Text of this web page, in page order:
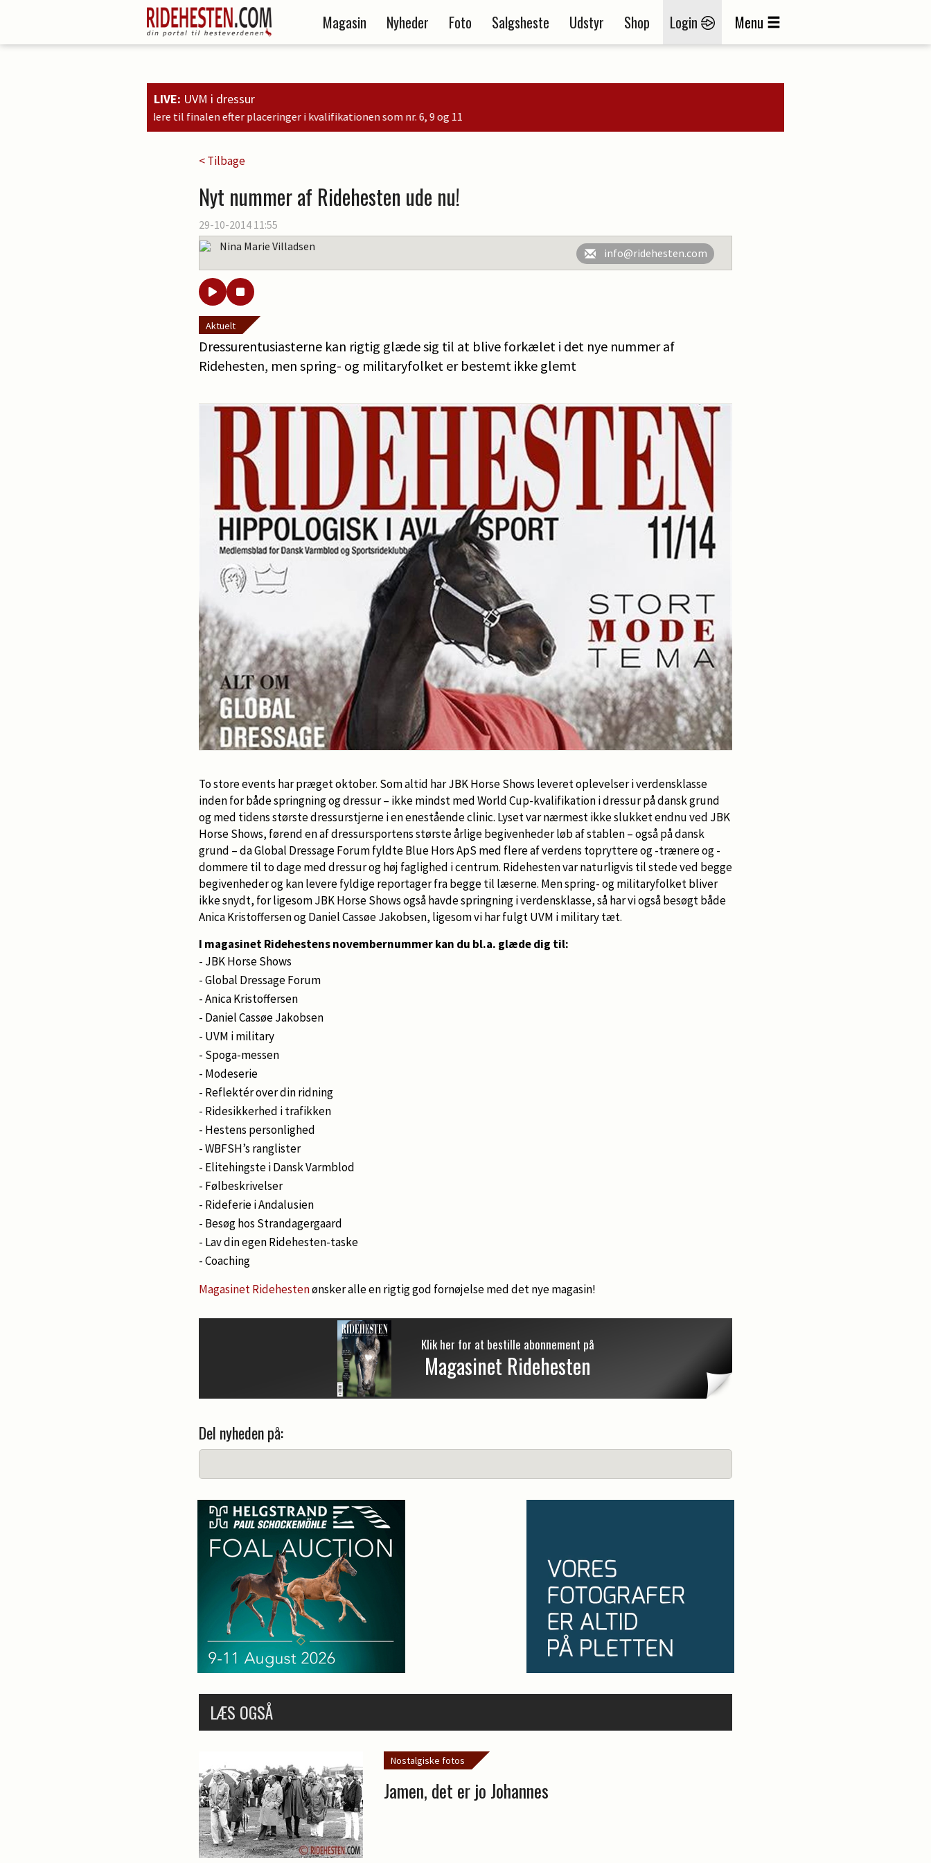
Magasin Nyheder Foto Salgsheste Udstyr Shop Login Menu
LIVE: UVM i dressur
direkte videre til finalen efter placeringer i kvalifikationen som nr. 6, 9 og 11
< Tilbage
Nyt nummer af Ridehesten ude nu!
29-10-2014 11:55
Nina Marie Villadsen
info@ridehesten.com
Aktuelt
Dressurentusiasterne kan rigtig glæde sig til at blive forkælet i det nye nummer af
Ridehesten, men spring- og militaryfolket er bestemt ikke glemt
To store events har præget oktober. Som altid har JBK Horse Shows leveret oplevelser i verdensklasse
inden for både springning og dressur – ikke mindst med World Cup-kvalifikation i dressur på dansk grund
og med tidens største dressurstjerne i en enestående clinic. Lyset var nærmest ikke slukket endnu ved JBK
Horse Shows, førend en af dressursportens største årlige begivenheder løb af stablen – også på dansk
grund – da Global Dressage Forum fyldte Blue Hors ApS med flere af verdens topryttere og -trænere og -
dommere til to dage med dressur og høj faglighed i centrum. Ridehesten var naturligvis til stede ved begge
begivenheder og kan levere fyldige reportager fra begge til læserne. Men spring- og militaryfolket bliver
ikke snydt, for ligesom JBK Horse Shows også havde springning i verdensklasse, så har vi også besøgt både
Anica Kristoffersen og Daniel Cassøe Jakobsen, ligesom vi har fulgt UVM i military tæt.
I magasinet Ridehestens novembernummer kan du bl.a. glæde dig til:
- JBK Horse Shows
- Global Dressage Forum
- Anica Kristoffersen
- Daniel Cassøe Jakobsen
- UVM i military
- Spoga-messen
- Modeserie
- Reflektér over din ridning
- Ridesikkerhed i trafikken
- Hestens personlighed
- WBFSH’s ranglister
- Elitehingste i Dansk Varmblod
- Følbeskrivelser
- Rideferie i Andalusien
- Besøg hos Strandagergaard
- Lav din egen Ridehesten-taske
- Coaching
Magasinet Ridehestenønsker alle en rigtig god fornøjelse med det nye magasin!
Klik her for at bestille abonnement på
Magasinet Ridehesten
Del nyheden på:
LÆS OGSÅ
Nostalgiske fotos
Jamen, det er jo Johannes